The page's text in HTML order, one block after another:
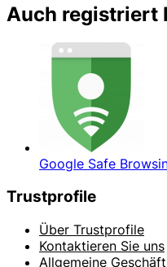
Auch registriert
Google Safe
Trustprofile
Über Trustprofile
Kontaktieren Sie uns
Allgemeine